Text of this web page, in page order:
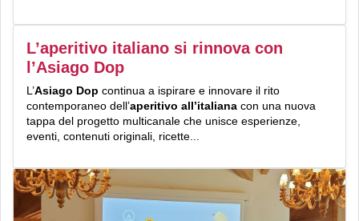
L’aperitivo italiano si rinnova con
l’Asiago Dop
L’Asiago Dop continua a ispirare e innovare il rito
contemporaneo dell’aperitivo all’italiana con una nuova
tappa del progetto multicanale che unisce esperienze,
eventi, contenuti originali, ricette...